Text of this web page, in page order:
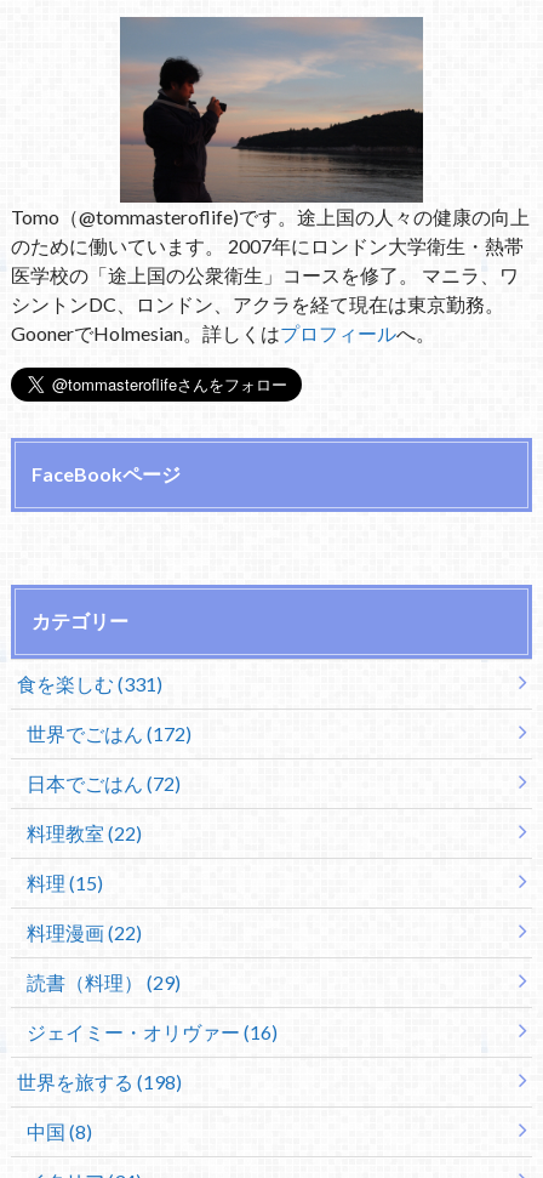
Tomo（@tommasteroflife)です。途上国の人々の健康の向上
のために働いています。 2007年にロンドン大学衛生・熱帯
医学校の「途上国の公衆衛生」コースを修了。 マニラ、ワ
シントンDC、ロンドン、アクラを経て現在は東京勤務。
GoonerでHolmesian。詳しくはプロフィールへ。
FaceBookページ
カテゴリー
食を楽しむ (331)
世界でごはん (172)
日本でごはん (72)
料理教室 (22)
料理 (15)
料理漫画 (22)
読書（料理） (29)
ジェイミー・オリヴァー (16)
世界を旅する (198)
中国 (8)